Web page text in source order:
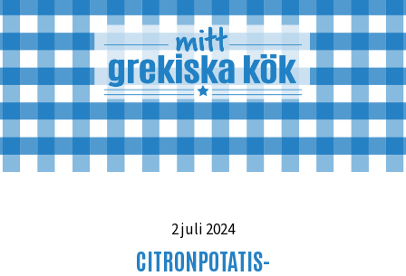
2 juli 2024
CITRONPOTATIS-